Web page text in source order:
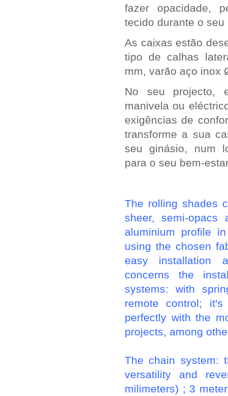
fazer opacidade,
tecido durante o seu
As caixas estão
tipo de calhas
mm, varão aço inox
No seu projecto,
manivela ou
exigências de
transforme a sua
seu ginásio, num
para o seu bem-
The rolling shades
sheer, semi-opacs
aluminium profile
using the chosen
easy installation
concerns the
systems: with
remote control;
perfectly with the
projects, among
The chain system:
versatility and
milimeters) ; 3